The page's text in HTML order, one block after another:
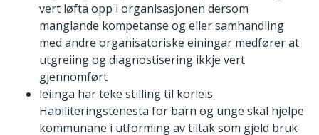
vert løfta opp i organisasjonen dersom
manglande kompetanse og eller samhandling
med andre organisatoriske einingar medfører at
utgreiing og diagnostisering ikkje vert
gjennomført
leiinga har teke stilling til korleis
Habiliteringstenesta for barn og unge skal hjelpe
kommunane i utforming av tiltak som gjeld bruk